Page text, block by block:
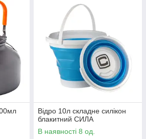
Відро 10л складне силікон
блакитний СИЛА
В наявності 8 од.